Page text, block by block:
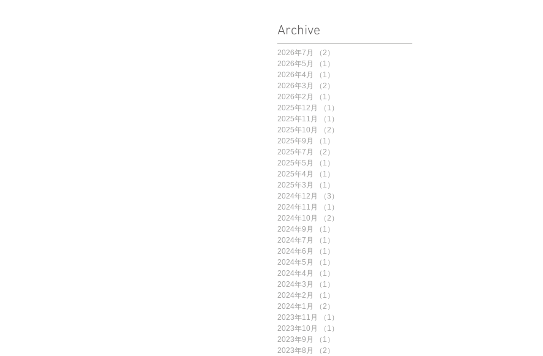
Archive
2026年7月 （2）
2026年5月
（1）
2026年4月
（1）
2026年3月
（2）
2026年2月
（1）
2025年12月
（1）
2025年11月
（1）
2025年10月
（2）
2025年9月
（1）
2025年7月
（2）
2025年5月
（1）
2025年4月
（1）
2025年3月
（1）
2024年12月
（3）
2024年11月
（1）
2024年10月
（2）
2024年9月
（1）
2024年7月
（1）
2024年6月
（1）
2024年5月
（1）
2024年4月
（1）
2024年3月
（1）
2024年2月
（1）
2024年1月
（2）
2023年11月
（1）
2023年10月
（1）
2023年9月
（1）
2023年8月
（2）